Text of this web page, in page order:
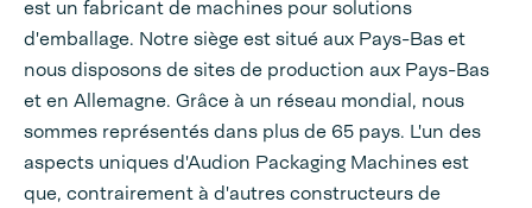
est un fabricant de machines pour solutions
d'emballage. Notre siège est situé aux Pays-Bas et
nous disposons de sites de production aux Pays-Bas
et en Allemagne. Grâce à un réseau mondial, nous
sommes représentés dans plus de 65 pays. L'un des
aspects uniques d'Audion Packaging Machines est
que, contrairement à d'autres constructeurs de